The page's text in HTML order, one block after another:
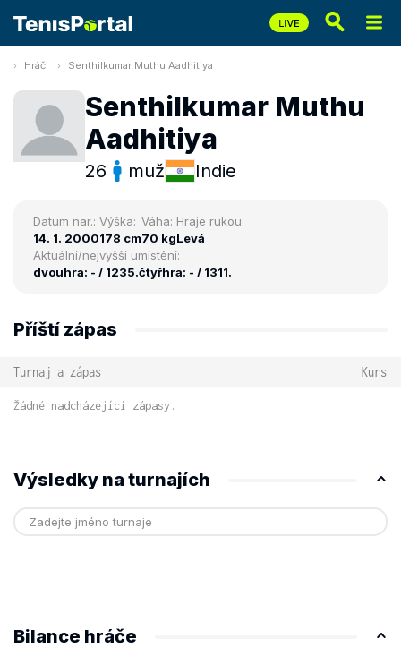
Hráči Senthilkumar Muthu Aadhitiya
Senthilkumar Muthu
Aadhitiya
26 muž Indie
Datum nar.:
14. 1. 2000
Výška:
178 cm
Váha:
70 kg
Hraje rukou:
Levá
Aktuální/nejvyšší umístění:
dvouhra: - / 1235.čtyřhra: - / 1311.
Příští zápas
Turnaj a zápas Kurs
Žádné nadcházející zápasy.
Výsledky na turnajích
Bilance hráče